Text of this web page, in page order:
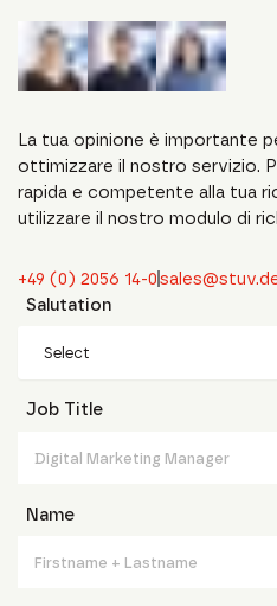
La tua opinione è importante
ottimizzare il nostro servizio.
rapida e competente alla tua
utilizzare il nostro modulo di
+49 (0) 2056 14-0
Salutation
Select
Job Title
Name